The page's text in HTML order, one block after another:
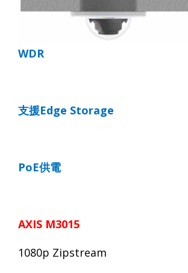
WDR
支援Edge Storage
PoE供電
AXIS M3015
1080p Zipstream